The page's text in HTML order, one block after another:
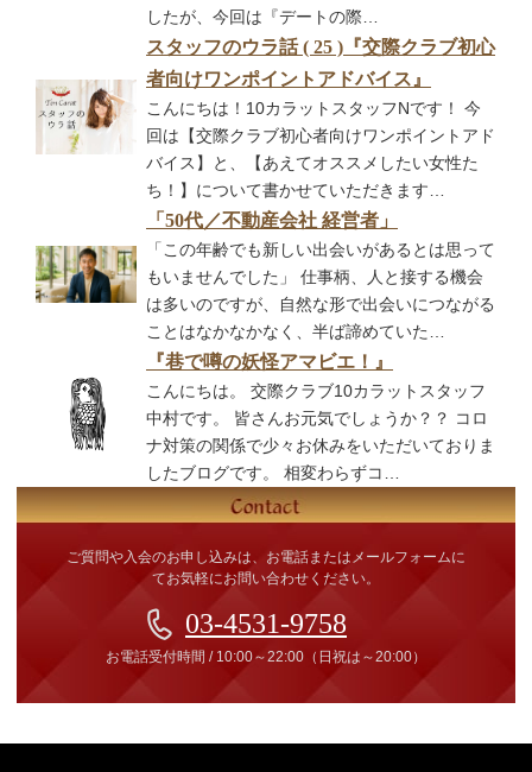
したが、今回は『デートの際…
スタッフのウラ話 ( 25 )『交際クラブ初心
者向けワンポイントアドバイス』
こんにちは！10カラットスタッフNです！ 今
回は【交際クラブ初心者向けワンポイントアド
バイス】と、【あえてオススメしたい女性た
ち！】について書かせていただきます…
「50代／不動産会社 経営者」
「この年齢でも新しい出会いがあるとは思って
もいませんでした」 仕事柄、人と接する機会
は多いのですが、自然な形で出会いにつながる
ことはなかなかなく、半ば諦めていた…
『巷で噂の妖怪アマビエ！』
こんにちは。 交際クラブ10カラットスタッフ
中村です。 皆さんお元気でしょうか？？ コロ
ナ対策の関係で少々お休みをいただいておりま
したブログです。 相変わらずコ…
ご質問や入会のお申し込みは、お電話またはメールフォームに
てお気軽にお問い合わせください。
03-4531-9758
お電話受付時間 / 10:00～22:00（日祝は～20:00）